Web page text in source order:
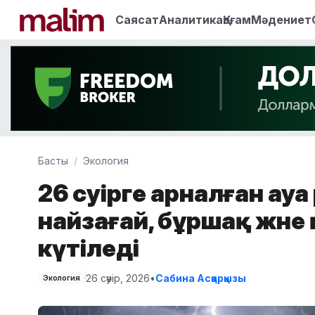
СаясатАналитикаҚоғамМәдениет
Басты Экология
26 сәуірге арналған
найзағай, бұршақ
күтіледі
Экология 26 сәуір, 2026•Сабина Асқарқызы